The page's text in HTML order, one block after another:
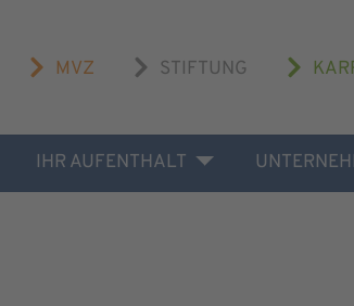
MVZ STIFTUNG
IHR AUFENTHALT